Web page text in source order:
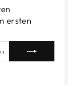
ersten
61,